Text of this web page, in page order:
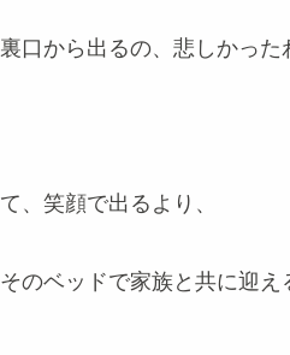
口から出るの、悲しかった
、笑顔で出るより、
のベッドで家族と共に迎え